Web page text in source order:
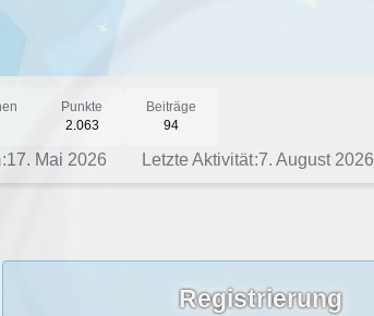
Punkte
2.063
Beiträge
94
17. Mai 2026 Letzte Aktivität 7. August
Registrierung